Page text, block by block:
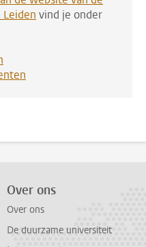
vind je onder
Over ons
Over ons
De duurzame universiteit